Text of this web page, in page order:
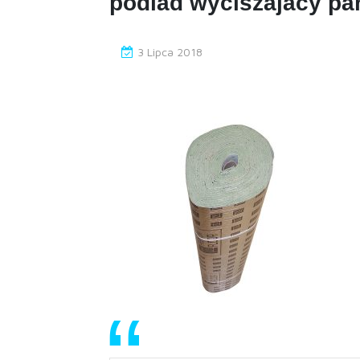
3 Lipca 2018